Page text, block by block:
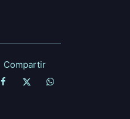
Compartir